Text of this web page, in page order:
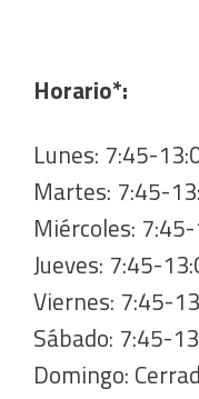
Horario*:
Lunes: 7:45-
Martes: 7:45-
Miércoles:
Jueves: 7:45-
Viernes: 7:45-
Sábado: 7:45-
Domingo: